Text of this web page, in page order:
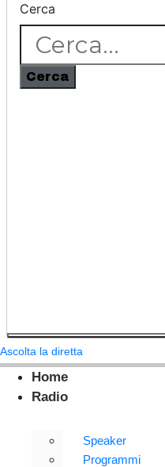
Cerca
Cerca
Ascolta la diretta
Home
Radio
Speaker
Programmi